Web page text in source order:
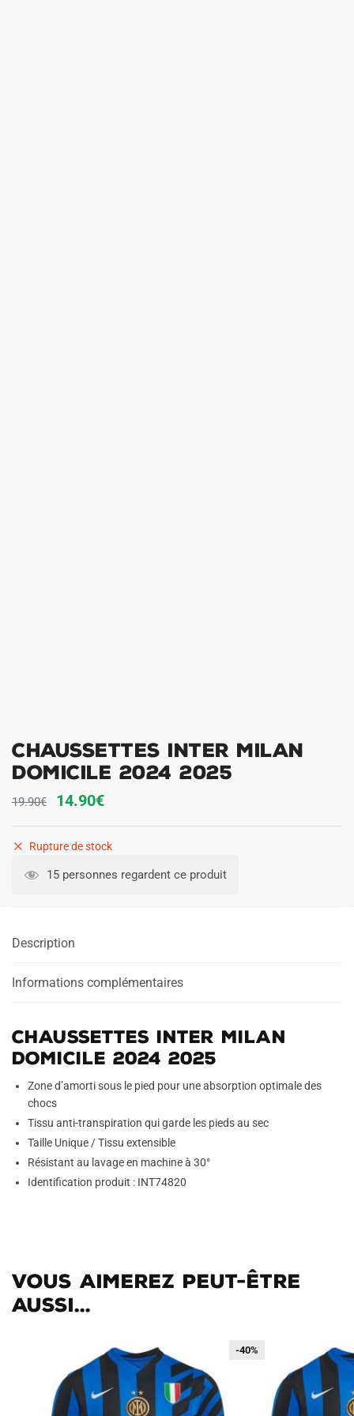
Chaussettes Inter Milan
Domicile 2024 2025
19.90€
Le
initial
était :
14.90€Le
actuel
Rupture de stock
15 personnes regardent ce produit
Description
Informations complémentaires
Chaussettes Inter Milan
Domicile 2024 2025
Zone d’amorti sous le pied pour une absorption optimale des
chocs
Tissu anti-transpiration qui garde les pieds au sec
Taille Unique / Tissu extensible
Résistant au lavage en machine à 30°
Identification produit : INT74820
Vous aimerez peut-être
aussi...
-40%
-40%